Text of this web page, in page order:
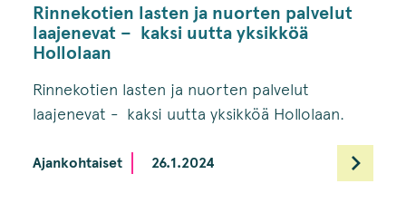
­Rinnekotien lasten ja nuorten palvelut
laajenevat – kaksi uutta yksikköä
Hollolaan
­Rinnekotien lasten ja nuorten palvelut
laajenevat - kaksi uutta yksikköä Hollolaan.
Ajankohtaiset 26.1.2024